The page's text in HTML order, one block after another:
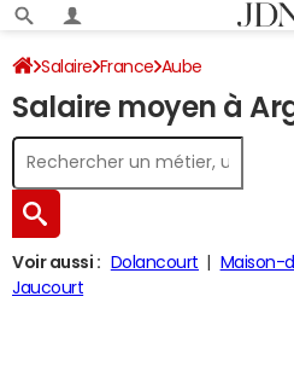
Salaire France Aube
Salaire moyen à
Voir aussi : Dolancourt Maison-
Jaucourt